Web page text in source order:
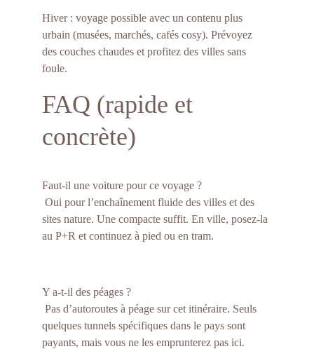
Hiver : voyage possible avec un contenu plus
urbain (musées, marchés, cafés cosy). Prévoyez
des couches chaudes et profitez des villes sans
foule.
FAQ (rapide et
concrète)
Faut-il une voiture pour ce voyage ?
sites nature. Une compacte suffit. En ville, posez-la
au P+R et continuez à pied ou en tram.
Y a-t-il des péages ?
quelques tunnels spécifiques dans le pays sont
payants, mais vous ne les emprunterez pas ici.